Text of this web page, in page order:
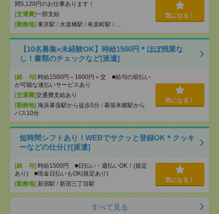
間5,120円のお仕事あります！
[交通費]一部支給
[勤務地] 東京駅 / 水道橋駅 / 有楽町駅 / …
気になる！
【10名募集×未経験OK】時給1500円＊ほぼ残業な
し！書類のチェックなど[派遣]
[給 与] 時給1500円～1600円＋交 ■給与の前払い
が可能な速払いサービスあり
[交通費]交通費支給あり
[勤務地] 海浜幕張駅から徒歩5分 / 幕張本郷駅から
バス10分
気になる！
短時間シフトあり！WEBでサクッと登録OK＊クッキ
ーなどの仕分け[派遣]
[給 与] 時給1500円 ■日払い・週払いOK！(規定
あり) ■現金日払いもOK(規定あり)
[勤務地] 新宿駅 / 新宿三丁目駅
気になる！
すべて見る